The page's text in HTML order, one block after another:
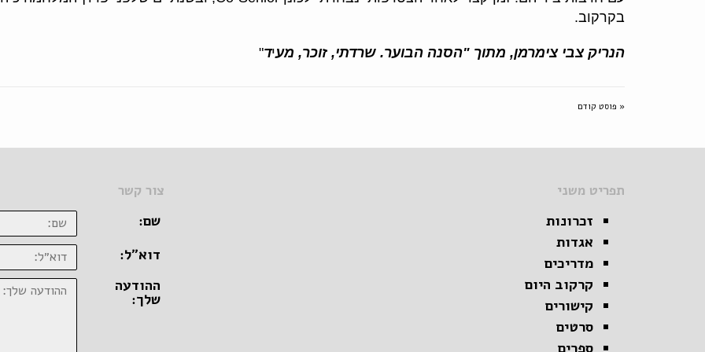
בקרקוב.
הנריק צבי צימרמן, מתוך "הסנה הבוער. שרדתי, זוכר, מעיד"
« פוסט קודם
תפריט משני
זכרונות
אגדות
מדריכים
קרקוב היום
קישורים
סרטים
ספרים
צור קשר
שם:
דוא״ל:
ההודעה
שלך: